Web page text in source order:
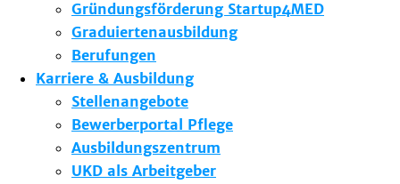
Gründungsförderung Startup4MED
Graduiertenausbildung
Berufungen
Karriere & Ausbildung
Stellenangebote
Bewerberportal Pflege
Ausbildungszentrum
UKD als Arbeitgeber